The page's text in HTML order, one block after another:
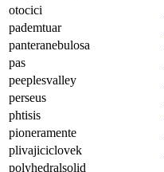
otocici
pademtuar
panteranebulosa
pas
peeplesvalley
perseus
phtisis
pioneramente
plivajiciclovek
polyhedralsolid